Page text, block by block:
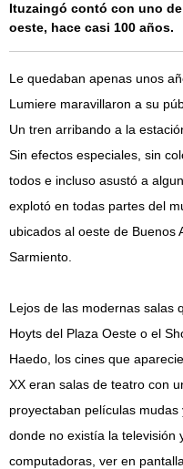
Ituzaingó contó con uno
oeste, hace casi 100 años.
Le quedaban apenas unos
Lumiere maravillaron a su
Un tren arribando a la
Sin efectos especiales, sin
todos e incluso asustó a
explotó en todas partes del
ubicados al oeste de Buenos
Sarmiento.
Lejos de las modernas salas
Hoyts del Plaza Oeste o el
Haedo, los cines que
XX eran salas de teatro con
proyectaban películas
donde no existía la televisión
computadoras, ver en